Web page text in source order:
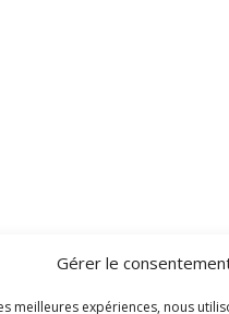
Gérer le
meilleures expériences, nous